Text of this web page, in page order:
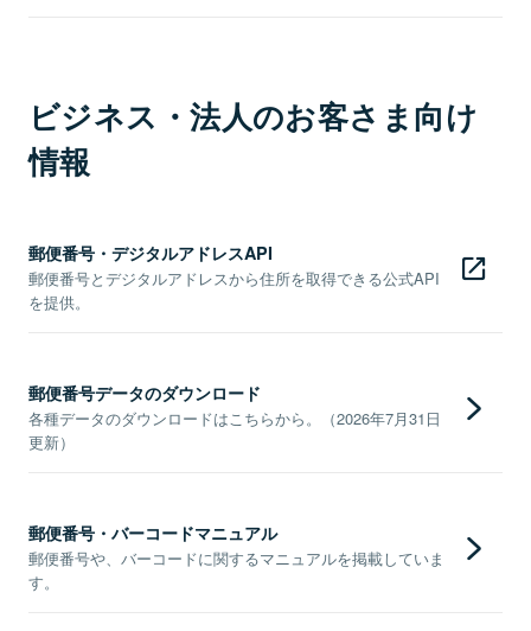
ビジネス・法人のお客さま向け
情報
郵便番号・デジタルアドレスAPI
郵便番号とデジタルアドレスから住所を取得できる公式API
を提供。
郵便番号データのダウンロード
各種データのダウンロードはこちらから。（2026年7月31日
更新）
郵便番号・バーコードマニュアル
郵便番号や、バーコードに関するマニュアルを掲載していま
す。